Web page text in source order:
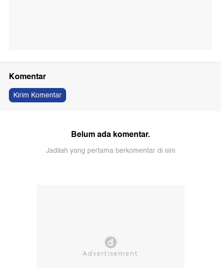
Komentar
Kirim Komentar
Belum ada komentar.
Jadilah yang pertama berkomentar di sini